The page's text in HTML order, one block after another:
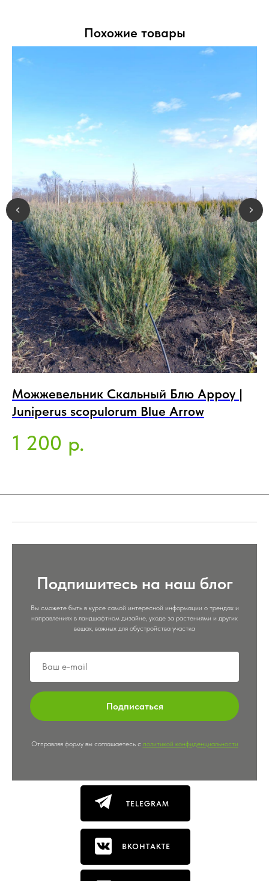
Похожие товары
Можжевельник Скальный Блю Арроу |
Juniperus scopulorum Blue Arrow
1 200 р.
Подпишитесь на наш блог
Вы сможете быть в курсе самой интересной информации о трендах и
направлениях в ландшафтном дизайне, уходе за растениями и других
вещах, важных для обустройства участка
Подписаться
Отправляя форму вы соглашаетесь с политикой конфиденциальности
TELEGRAM
ВКОНТАКТЕ